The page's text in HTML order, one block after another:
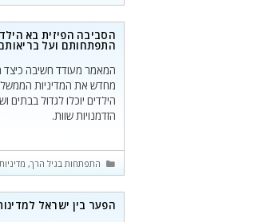
הסביבה הפיזית בא
התפתחותם ועל
המאמר מעודד חשיבה כיצד
מחדש את המדיניות
הילדים יוכלו לגדול בבתים
הזדמנויות שוות.
קטגוריות
התפתחות בגיל הרך,
הפער בין ישראל